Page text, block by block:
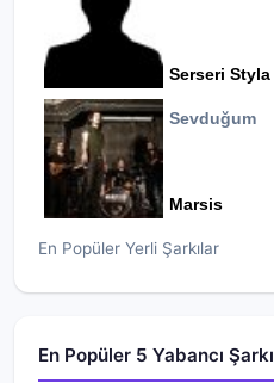
Serseri Styla
Sevduğum
Marsis
En Popüler Yerli Şarkılar
En Popüler 5 Yabancı Şarkı